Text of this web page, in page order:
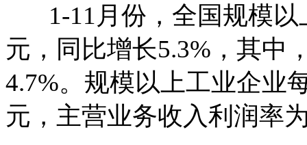
1-11月份，全国规模以
元，同比增长5.3%，其中
4.7%。规模以上工业企业
元，主营业务收入利润率